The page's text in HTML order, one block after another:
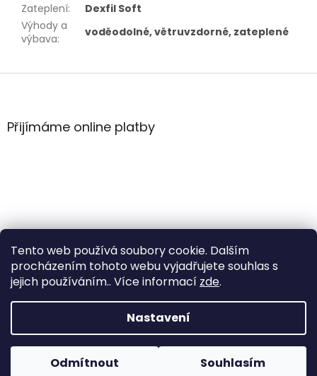
Tento web používá soubory cookie. Dalším
procházením tohoto webu vyjadřujete souhlas s
jejich používáním.. Více informací zde.
Nastavení
Odmítnout Souhlasím
Zateplení:
Dexfil Soft
Výhody a
výbava: voděodolné, větruvzdorné, zateplené
Z
aPřijímáme online platby
Vytvořil Shoptet
Copyright 2026WintersportHK. Všechna práva